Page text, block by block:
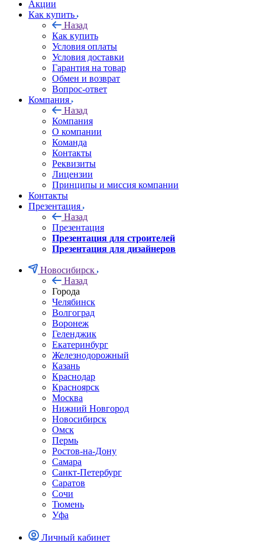
Акции
Как купить
Назад
Как купить
Условия оплаты
Условия доставки
Гарантия на товар
Обмен и возврат
Вопрос-ответ
Компания
Назад
Компания
О компании
Команда
Контакты
Реквизиты
Лицензии
Принципы и миссия компании
Контакты
Презентация
Назад
Презентация
Презентация для строителей
Презентация для дизайнеров
Новосибирск
Назад
Города
Челябинск
Волгоград
Воронеж
Геленджик
Екатеринбург
Железнодорожный
Казань
Краснодар
Красноярск
Москва
Нижний Новгород
Новосибирск
Омск
Пермь
Ростов-на-Дону
Самара
Санкт-Петербург
Саратов
Сочи
Тюмень
Уфа
Личный кабинет